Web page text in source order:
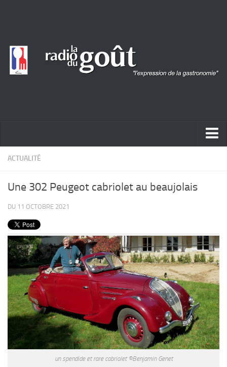
ACTUALITÉ
PRODUITS
RECETTES
Entrées
Plats
Desserts
Sauces
ACTUALITÉ
Une 302 Peugeot cabriolet au beaujolais
DU 11 OCTOBRE 2021
un spendide et rare cabriolet ©Benjamin Genet